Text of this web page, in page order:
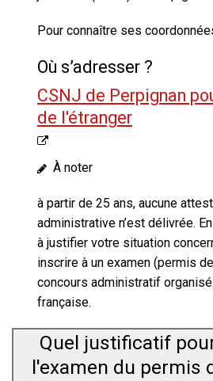
Pour connaître ses
Où s’adresser ?
CSNJ de Perpignan
de l'étranger
À noter
à partir de 25 ans, aucune
administrative n’est délivrée.
à justifier votre situation
inscrire à un examen (permis
concours administratif
française.
Quel justificatif
l'examen du permis